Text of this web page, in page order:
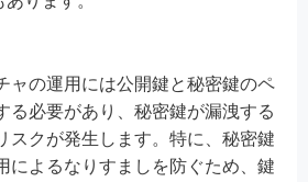
ャの運用には公開鍵と秘密鍵のペ
る必要があり、秘密鍵が漏洩する
スクが発生します。特に、秘密鍵
によるなりすましを防ぐため、鍵